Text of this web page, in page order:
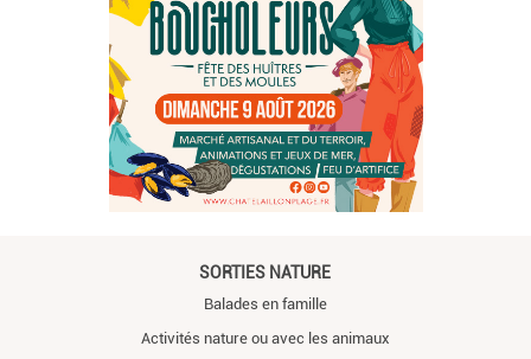
SORTIES NATURE
Balades en famille
Activités nature ou avec les animaux